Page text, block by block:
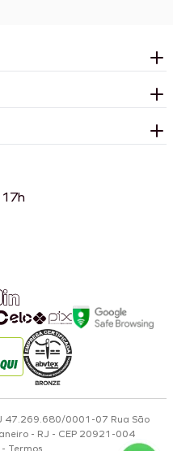
47.269.680/0001-07 Rua São
- RJ - CEP 20921-004
- Termos